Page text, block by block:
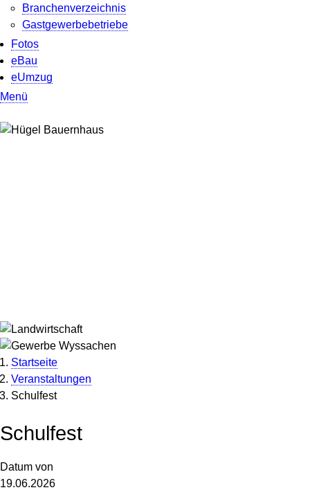
Branchenverzeichnis
Gastgewerbebetriebe
Fotos
eBau
eUmzug
Menü
Pfadnavigation
Startseite
Veranstaltungen
Schulfest
Schulfest
Datum von
19.06.2026